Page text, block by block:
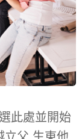
此處並開始